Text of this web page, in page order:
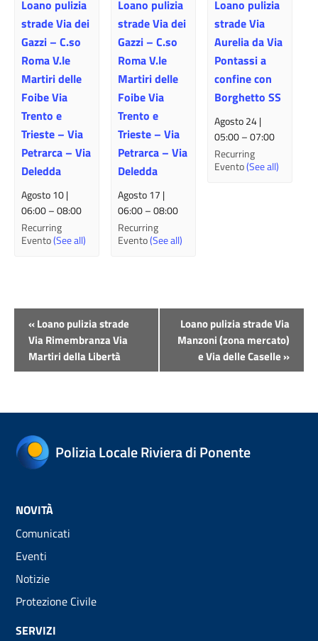
Loano pulizia
strade Via dei
Gazzi – C.so
Roma V.le
Martiri delle
Foibe Via
Trento e
Trieste – Via
Petrarca – Via
Deledda
Agosto 10 |
06:00–08:00
Recurring
Evento(See all)
Loano pulizia
strade Via dei
Gazzi – C.so
Roma V.le
Martiri delle
Foibe Via
Trento e
Trieste – Via
Petrarca – Via
Deledda
Agosto 17 |
06:00–08:00
Recurring
Evento(See all)
Loano pulizia
strade Via
Aurelia da Via
Pontassi a
confine con
Borghetto SS
Agosto 24 |
05:00–07:00
Recurring
Evento(See all)
Evento
Navigazione
«Loano pulizia strade
Via Rimembranza Via
Martiri della Libertà
Loano pulizia strade Via
Manzoni (zona mercato)
e Via delle Caselle»
Polizia Locale Riviera di Ponente
NOVITÀ
Comunicati
Eventi
Notizie
Protezione Civile
SERVIZI